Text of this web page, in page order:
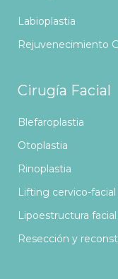
Labioplastia
Rejuvenecimiento
Cirugía Facial
Blefaroplastia
Otoplastia
Rinoplastia
Lifting cervico-facial
Lipoestructura facial
Resección y